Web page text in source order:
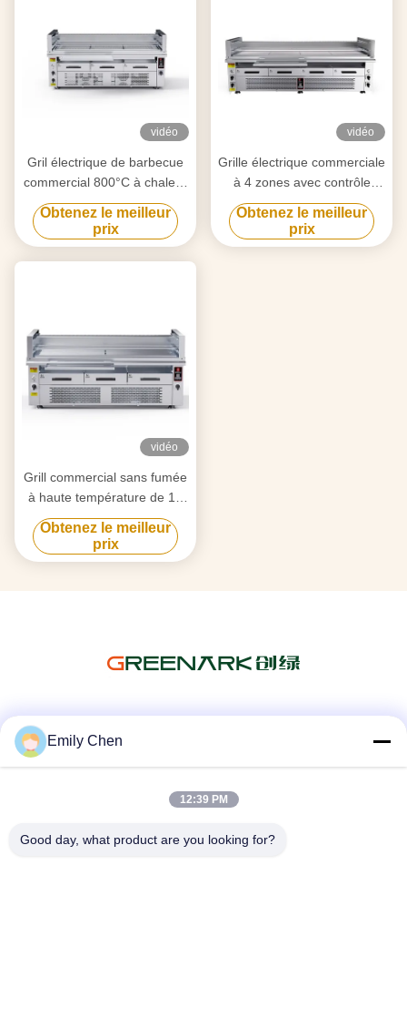
vidéo
Gril électrique de barbecue
commercial 800°C à chaleur
élevée, cuisson à 3 zones
Obtenez le meilleur
prix
vidéo
Grille électrique commerciale
à 4 zones avec contrôle
indépendant à 800 °C
Obtenez le meilleur
prix
vidéo
Grill commercial sans fumée
à haute température de 15
kW
Obtenez le meilleur
prix
Emily Chen
12:39 PM
Good day, what product are you looking for?